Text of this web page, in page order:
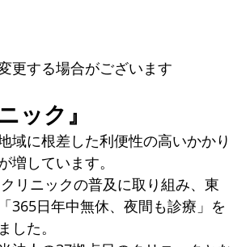
更する場合がございます
ック』
域に根差した利便性の高いかかり
しています。
リニックの普及に取り組み、東
365日年中無休、夜間も診療」を
た。